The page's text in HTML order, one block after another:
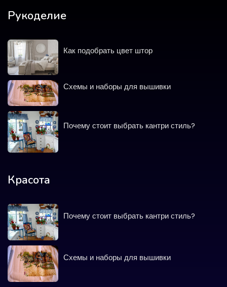
Рукоделие
Как подобрать цвет штор
Схемы и наборы для вышивки
Почему стоит выбрать кантри стиль?
Красота
Почему стоит выбрать кантри стиль?
Схемы и наборы для вышивки